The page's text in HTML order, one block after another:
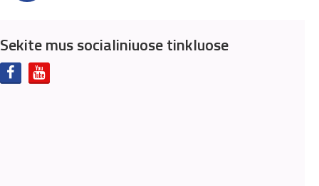
Sekite mus socialiniuose tinkluose